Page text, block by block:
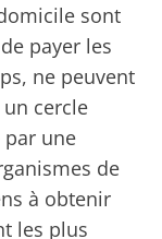
sont
payer les
ne peuvent
cercle
une
de
à obtenir
les plus